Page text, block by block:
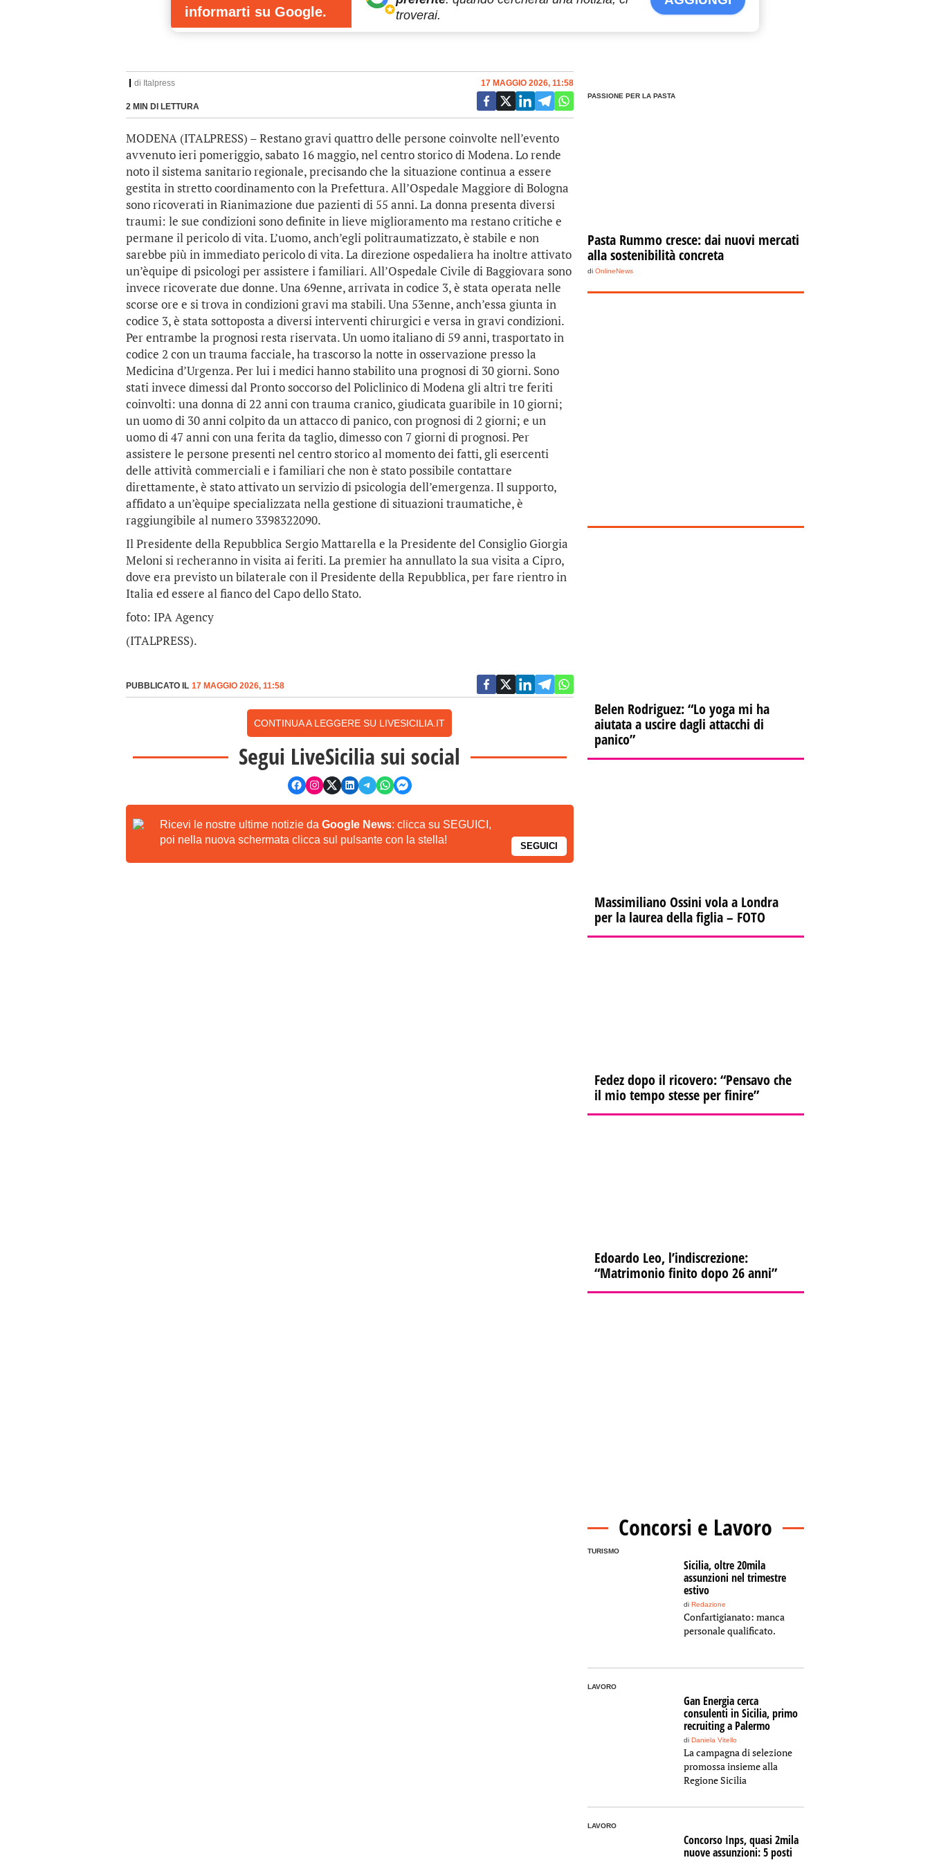
informarti su Google.
troverai.
di Italpress
2 MIN DI LETTURA
17 MAGGIO 2026, 11:58
MODENA (ITALPRESS) – Restano gravi quattro delle persone coinvolte nell’evento
avvenuto ieri pomeriggio, sabato 16 maggio, nel centro storico di Modena. Lo rende
noto il sistema sanitario regionale, precisando che la situazione continua a essere
gestita in stretto coordinamento con la Prefettura. All’Ospedale Maggiore di Bologna
sono ricoverati in Rianimazione due pazienti di 55 anni. La donna presenta diversi
traumi: le sue condizioni sono definite in lieve miglioramento ma restano critiche e
permane il pericolo di vita. L’uomo, anch’egli politraumatizzato, è stabile e non
sarebbe più in immediato pericolo di vita. La direzione ospedaliera ha inoltre attivato
un’èquipe di psicologi per assistere i familiari. All’Ospedale Civile di Baggiovara sono
invece ricoverate due donne. Una 69enne, arrivata in codice 3, è stata operata nelle
scorse ore e si trova in condizioni gravi ma stabili. Una 53enne, anch’essa giunta in
codice 3, è stata sottoposta a diversi interventi chirurgici e versa in gravi condizioni.
Per entrambe la prognosi resta riservata. Un uomo italiano di 59 anni, trasportato in
codice 2 con un trauma facciale, ha trascorso la notte in osservazione presso la
Medicina d’Urgenza. Per lui i medici hanno stabilito una prognosi di 30 giorni. Sono
stati invece dimessi dal Pronto soccorso del Policlinico di Modena gli altri tre feriti
coinvolti: una donna di 22 anni con trauma cranico, giudicata guaribile in 10 giorni;
un uomo di 30 anni colpito da un attacco di panico, con prognosi di 2 giorni; e un
uomo di 47 anni con una ferita da taglio, dimesso con 7 giorni di prognosi. Per
assistere le persone presenti nel centro storico al momento dei fatti, gli esercenti
delle attività commerciali e i familiari che non è stato possibile contattare
direttamente, è stato attivato un servizio di psicologia dell’emergenza. Il supporto,
affidato a un’èquipe specializzata nella gestione di situazioni traumatiche, è
raggiungibile al numero 3398322090.
Il Presidente della Repubblica Sergio Mattarella e la Presidente del Consiglio Giorgia
Meloni si recheranno in visita ai feriti. La premier ha annullato la sua visita a Cipro,
dove era previsto un bilaterale con il Presidente della Repubblica, per fare rientro in
Italia ed essere al fianco del Capo dello Stato.
foto: IPA Agency
(ITALPRESS).
PUBBLICATO IL 17 MAGGIO 2026, 11:58
CONTINUA A LEGGERE SU LIVESICILIA.IT
Segui LiveSicilia sui social
Ricevi le nostre ultime notizie da Google News: clicca su SEGUICI,
poi nella nuova schermata clicca sul pulsante con la stella!
SEGUICI
PASSIONE PER LA PASTA
Pasta Rummo cresce: dai nuovi mercati
alla sostenibilità concreta
di OnlineNews
Belen Rodriguez: “Lo yoga mi ha
aiutata a uscire dagli attacchi di
panico”
Massimiliano Ossini vola a Londra
per la laurea della figlia – FOTO
Fedez dopo il ricovero: “Pensavo che
il mio tempo stesse per finire”
Edoardo Leo, l’indiscrezione:
“Matrimonio finito dopo 26 anni”
Concorsi e Lavoro
TURISMO
Sicilia, oltre 20mila
assunzioni nel trimestre
estivo
di Redazione
Confartigianato: manca
personale qualificato.
LAVORO
Gan Energia cerca
consulenti in Sicilia, primo
recruiting a Palermo
di Daniela Vitello
La campagna di selezione
promossa insieme alla
Regione Sicilia
LAVORO
Concorso Inps, quasi 2mila
nuove assunzioni: 5 posti